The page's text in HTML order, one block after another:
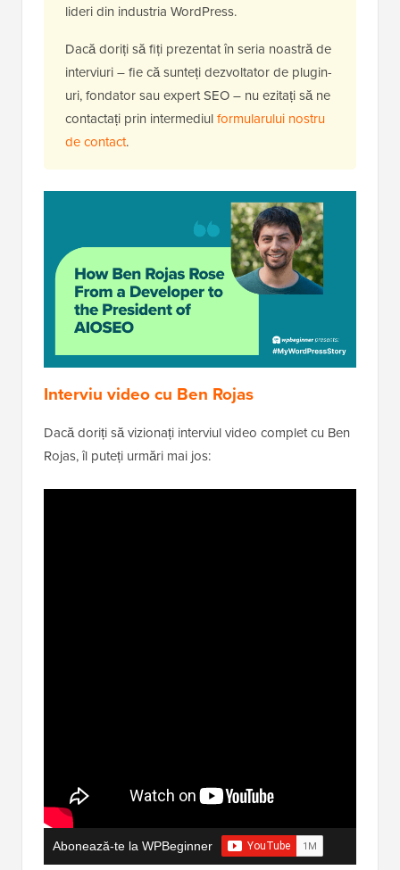
lideri din industria WordPress.
Dacă doriți să fiți prezentat în seria noastră de
interviuri – fie că sunteți dezvoltator de plugin-
uri, fondator sau expert SEO – nu ezitați să ne
contactați prin intermediulformularului nostru
de contact.
Interviu video cu Ben Rojas
Dacă doriți să vizionați interviul video complet cu Ben
Rojas, îl puteți urmări mai jos:
Abonează-te la WPBeginner